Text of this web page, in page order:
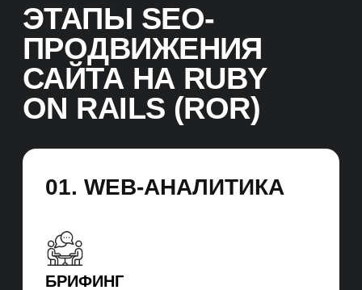
ТЕХНИЧЕСКИЕ ЗАДАНИЯ
Пишем технические задания
на внедрение изменений в сайт для
улучшения конверсии
и ранжирования в поисковых системах
Результат:
Фиксируем точку А, ставим план
на точку Б. Устанавливаем правила
подсчёта KPI, детально планируем
продвижение, определяем ключевые